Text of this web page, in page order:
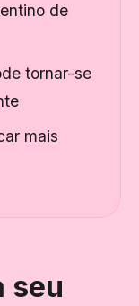
de
tornar-se
mais
seu